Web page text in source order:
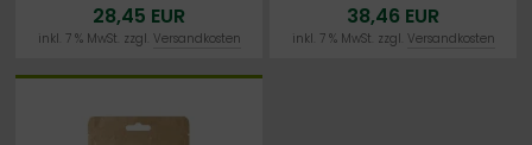
Vitalpilz - Nachhaltige
Qualität in
28,45 EUR
inkl. 7 % MwSt. zzgl. Versandkosten
Vitalpilz - Nachhaltige
Qualität in
38,46 EUR
inkl. 7 % MwSt. zzgl. Versandkosten